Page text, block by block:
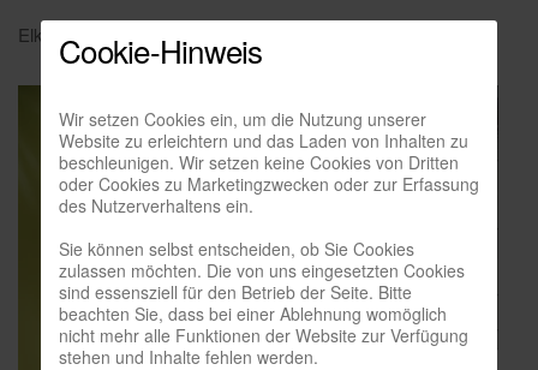
Elke Kania M.A., Kunstwissenschaftlerin, Köln
Cookie-Hinweis
Wir setzen Cookies ein, um die Nutzung unserer
Website zu erleichtern und das Laden von Inhalten zu
beschleunigen. Wir setzen keine Cookies von Dritten
oder Cookies zu Marketingzwecken oder zur Erfassung
des Nutzerverhaltens ein.
Sie können selbst entscheiden, ob Sie Cookies
zulassen möchten. Die von uns eingesetzten Cookies
sind essensziell für den Betrieb der Seite. Bitte
beachten Sie, dass bei einer Ablehnung womöglich
nicht mehr alle Funktionen der Website zur Verfügung
stehen und Inhalte fehlen werden.